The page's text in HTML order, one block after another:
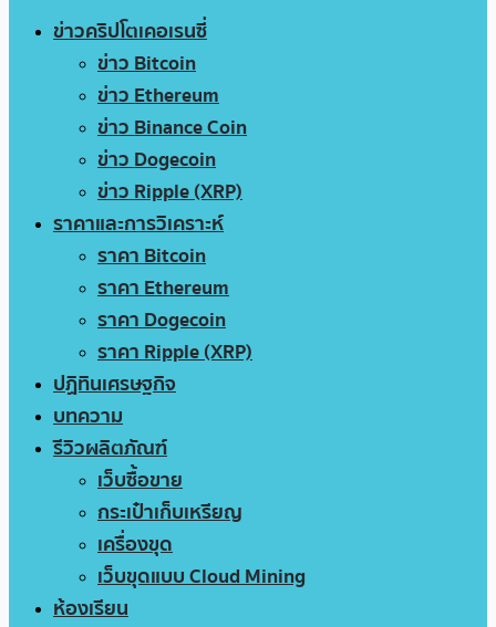
ข่าวคริปโตเคอเรนซี่
ข่าว Bitcoin
ข่าว Ethereum
ข่าว Binance Coin
ข่าว Dogecoin
ข่าว Ripple (XRP)
ราคาและการวิเคราะห์
ราคา Bitcoin
ราคา Ethereum
ราคา Dogecoin
ราคา Ripple (XRP)
ปฏิทินเศรษฐกิจ
บทความ
รีวิวผลิตภัณฑ์
เว็บซื้อขาย
กระเป๋าเก็บเหรียญ
เครื่องขุด
เว็บขุดแบบ Cloud Mining
ห้องเรียน